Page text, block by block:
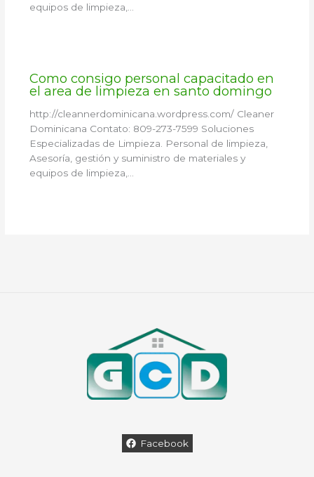
equipos de limpieza,…
Como consigo personal capacitado en
el area de limpieza en santo domingo
http://cleannerdominicana.wordpress.com/ Cleaner
Dominicana Contato: 809-273-7599 Soluciones
Especializadas de Limpieza. Personal de limpieza,
Asesoría, gestión y suministro de materiales y
equipos de limpieza,…
Facebook